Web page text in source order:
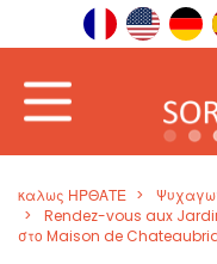
καλως ΗΡΘΑΤΕ
Rendez-vous aux
στο Maison de